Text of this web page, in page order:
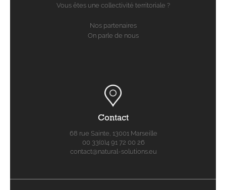
Vous êtes une collectivité territoriale ?
Nos partenaires
On parle de nous
Contact
68 rue Sainte, 13001 Marseille
00 33(0)4 91 72 00 26
contact@natural-solutions.eu